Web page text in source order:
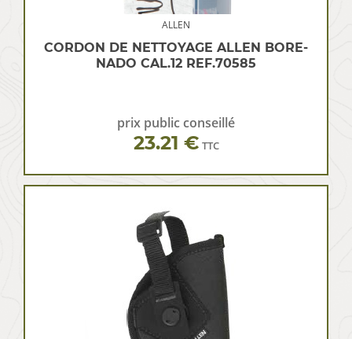
ALLEN
CORDON DE NETTOYAGE ALLEN BORE-
NADO CAL.12 REF.70585
prix public conseillé
23.21 € TTC